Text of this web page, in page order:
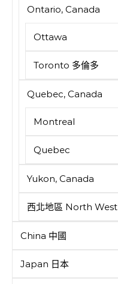
Ontario, Canada
Ottawa
Toronto 多倫多
Quebec, Canada
Montreal
Quebec
Yukon, Canada
西北地區 North West
China 中國
Japan 日本